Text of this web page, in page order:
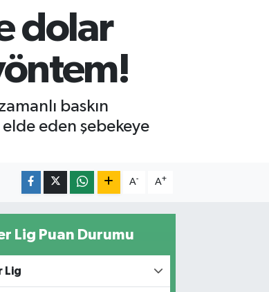
dolar
baskın
eden şebekeye
A- A+
Lig Puan Durumu
Lig